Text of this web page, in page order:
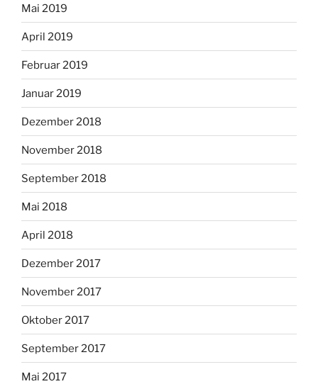
Mai 2019
April 2019
Februar 2019
Januar 2019
Dezember 2018
November 2018
September 2018
Mai 2018
April 2018
Dezember 2017
November 2017
Oktober 2017
September 2017
Mai 2017